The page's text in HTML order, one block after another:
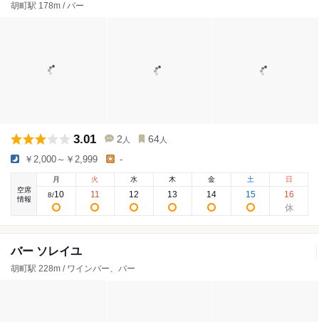
胡町駅 178m / バー
3.01 2 人 64 人
￥2,000～￥2,999 -
空席
情報
月
8/10
火
11
水
12
木
13
金
14
土
15
日
16
バー ソレイユ
胡町駅 228m / ワインバー、バー